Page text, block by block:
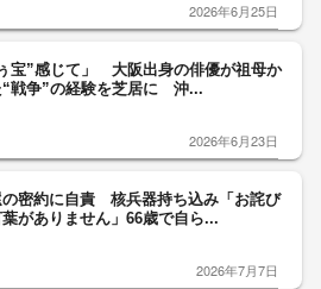
2026年6月25日
ぅ宝”感じて」 大阪出身の俳優が祖母か
“戦争”の経験を芝居に 沖...
2026年6月23日
の密約に自責 核兵器持ち込み「お詫び
がありません」66歳で自ら...
2026年7月7日